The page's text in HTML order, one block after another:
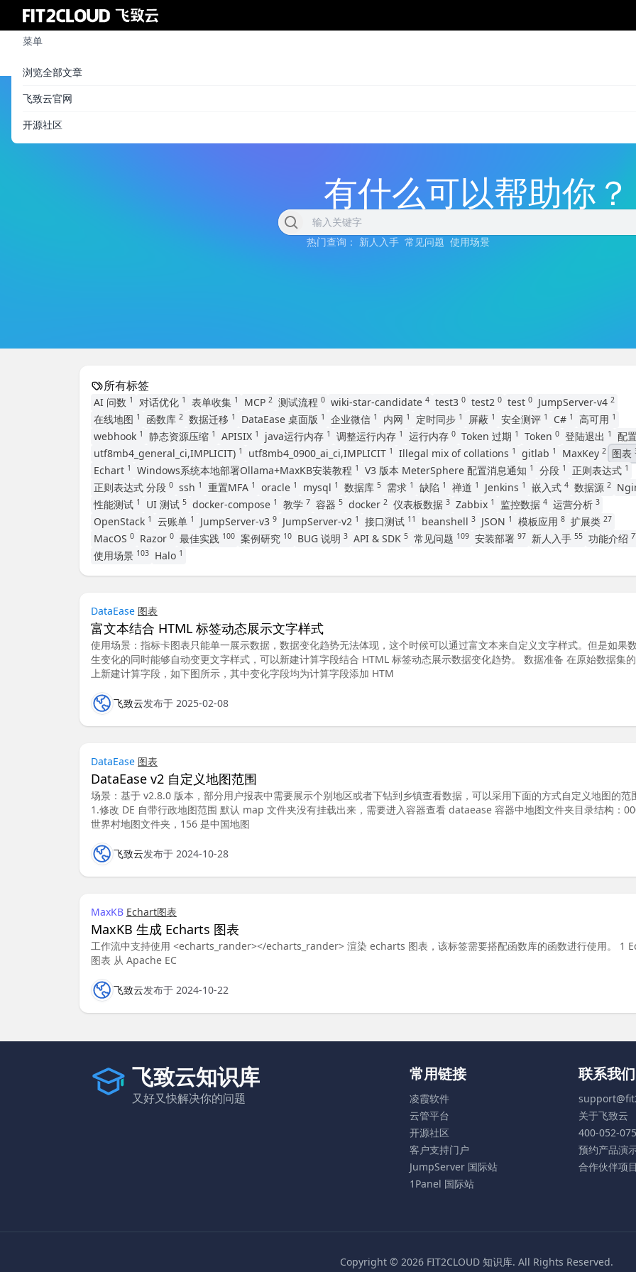
有什么可以帮助你？
热门查询： 新人入手 常见问题 使用场景
菜单
浏览全部文章
飞致云官网
开源社区
所有标签
AI 问数 1 对话优化 1 表单收集 1 MCP 2 测试流程 0 wiki-star-candidate 4 test3 0 test2 0 test 0 JumpServer-v4 2
在线地图 1 函数库 2 数据迁移 1 DataEase 桌面版 1 企业微信 1 内网 1 定时同步 1 屏蔽 1 安全测评 1 C# 1 高可用 1
webhook 1 静态资源压缩 1 APISIX 1 java运行内存 1 调整运行内存 1 运行内存 0 Token 过期 1 Token 0 登陆退出 1
配
utf8mb4_general_ci,IMPLICIT) 1 utf8mb4_0900_ai_ci,IMPLICIT 1 Illegal mix of collations 1 gitlab 1 MaxKey 2 图表
Echart 1 Windows系统本地部署Ollama+MaxKB安装教程 1 V3 版本 MeterSphere 配置消息通知 1 分段 1 正则表达式 1
正则表达式 分段 0 ssh 1 重置MFA 1 oracle 1 mysql 1 数据库 5 需求 1 缺陷 1 禅道 1 Jenkins 1 嵌入式 4 数据源 2
性能测试 1 UI 测试 5 docker-compose 1 教学 7 容器 5 docker 2 仪表板数据 3 Zabbix 1 监控数据 4 运营分析 3
OpenStack 1 云账单 1 JumpServer-v3 9 JumpServer-v2 1 接口测试 11 beanshell 3 JSON 1 模板应用 8 扩展类 27
MacOS 0 Razor 0 最佳实践 100 案例研究 10 BUG 说明 3 API & SDK 5 常见问题 109 安装部署 97 新人入手 55 功能介绍
使用场景 103 Halo 1
DataEase 图表
富文本结合 HTML 标签动态展示文字样式
使用场景：指标卡图表只能单一展示数据，数据变化趋势无法体现，这个时候可以通过富文本来自定义文字样式。但是如果
生变化的同时能够自动变更文字样式，可以新建计算字段结合 HTML 标签动态展示数据变化趋势。 数据准备 在原始数据集
上新建计算字段，如下图所示，其中变化字段均为计算字段添加 HTM
飞致云发布于 2025-02-08
DataEase 图表
DataEase v2 自定义地图范围
场景：基于 v2.8.0 版本，部分用户报表中需要展示个别地区或者下钻到乡镇查看数据，可以采用下面的方式自定义地图的范
1.修改 DE 自带行政地图范围 默认 map 文件夹没有挂载出来，需要进入容器查看 dataease 容器中地图文件夹目录结构：
世界村地图文件夹，156 是中国地图
飞致云发布于 2024-10-28
MaxKB Echart图表
MaxKB 生成 Echarts 图表
工作流中支持使用 <echarts_rander></echarts_rander> 渲染 echarts 图表，该标签需要搭配函数库的函数进行使用。 1
图表 从 Apache EC
飞致云发布于 2024-10-22
飞致云知识库
又好又快解决你的问题
常用链接
凌霞软件
云管平台
开源社区
客户支持门户
JumpServer 国际站
1Panel 国际站
联系我们
关于飞致云
400-052-
预约产品演
合作伙伴项
Copyright © 2026 FIT2CLOUD 知识库. All Rights Reserved.